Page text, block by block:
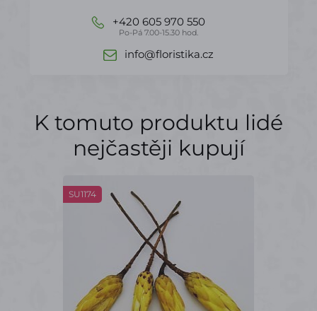
+420 605 970 550
Po-Pá 7.00-15.30 hod.
info@floristika.cz
K tomuto produktu lidé
nejčastěji kupují
SU1174